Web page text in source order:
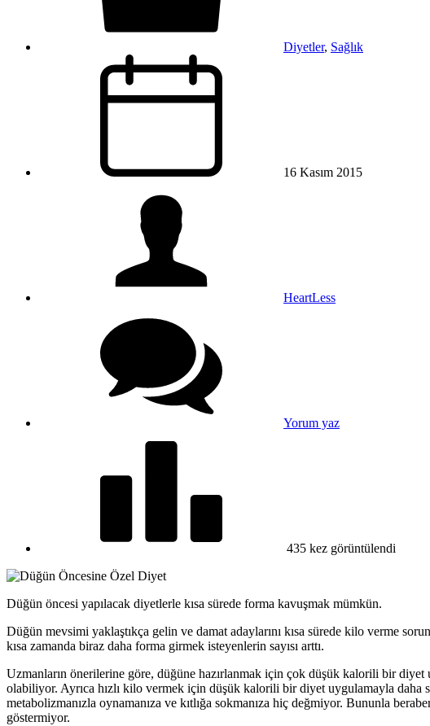
Diyetler, Sağlık
16 Kasım 2015
HeartLess
Yorum yaz
435 kez görüntülendi
Düğün öncesi yapılacak diyetlerle kısa sürede forma kavuşmak mümkün.
Düğün mevsimi yaklaştıkça gelin ve damat adaylarını kısa sürede kilo verme
kısa zamanda biraz daha forma girmek isteyenlerin sayısı arttı.
Uzmanların önerilerine göre, düğüne hazırlanmak için çok düşük kalorili bir diyet
olabiliyor. Ayrıca hızlı kilo vermek için düşük kalorili bir diyet uygulamayla daha
metabolizmanızla oynamanıza ve kıtlığa sokmanıza hiç değmiyor. Bununla
göstermiyor.